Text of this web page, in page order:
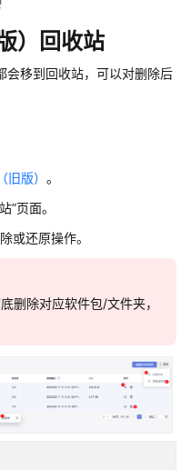
）回收站
会移到回收站，可以对删除后
版） 。
”页面。
或还原操作。
删除对应软件包/文件夹，